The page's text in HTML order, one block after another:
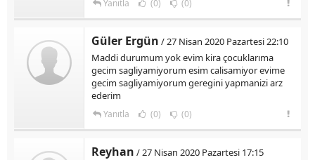
Yanıtla (0) (0)
Güler Ergün / 27 Nisan 2020 Pazartesi 22:10
Maddi durumum yok evim kira çocuklarıma
gecim sagliyamiyorum esim calisamiyor evime
gecim sagliyamiyorum geregini yapmanizi arz
ederim
Yanıtla (0) (0)
Reyhan / 27 Nisan 2020 Pazartesi 17:15